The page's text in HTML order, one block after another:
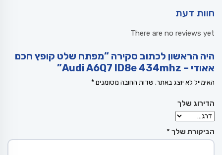
חוות דעת
There are no reviews yet
היה הראשון לכתוב סקירה “מפתח שלט קופץ חכם
אאודי – Audi A6Q7 ID8e 434mhz”
האימייל לא יוצג באתר. שדות החובה מסומנים*
הדירוג שלך
הביקורת שלך *